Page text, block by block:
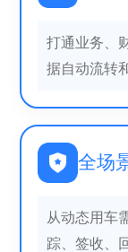
打通业务、
据自动流转
全场
从动态用车
踪、签收、